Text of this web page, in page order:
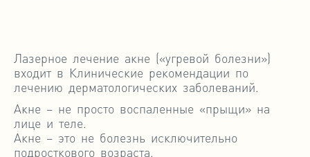
Лазерное лечение акне («угревой болезни»)
входит в Клинические рекомендации по
лечению дерматологических заболеваний.
Акне – не просто воспаленные «прыщи» на
лице и теле.
Акне – это не болезнь исключительно
подросткового возраста.